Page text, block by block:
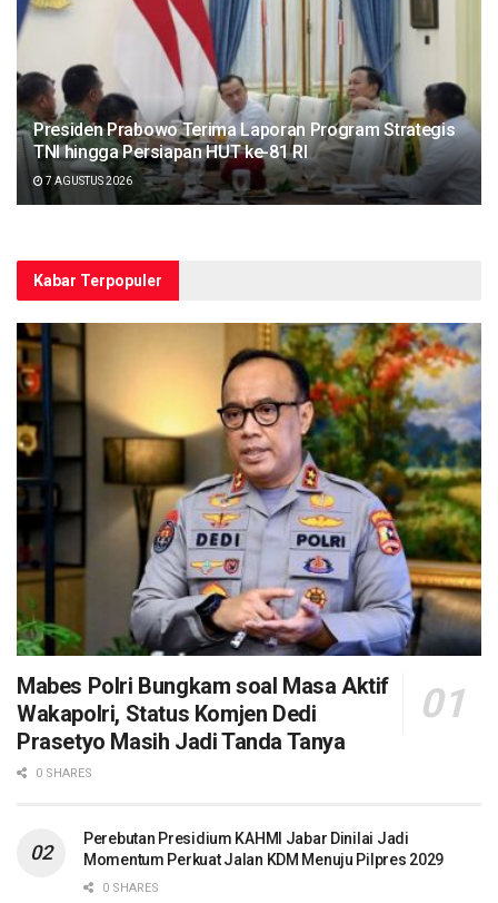
Presiden Prabowo Terima Laporan Program Strategis
TNI hingga Persiapan HUT ke-81 RI
7 AGUSTUS 2026
Kabar Terpopuler
Mabes Polri Bungkam soal Masa Aktif
Wakapolri, Status Komjen Dedi
Prasetyo Masih Jadi Tanda Tanya
0 SHARES
Perebutan Presidium KAHMI Jabar Dinilai Jadi
Momentum Perkuat Jalan KDM Menuju Pilpres 2029
0 SHARES